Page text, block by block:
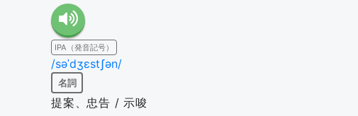
IPA（発音記号）
/səˈdʒɛstʃən/
名詞
提案、忠告 / 示唆